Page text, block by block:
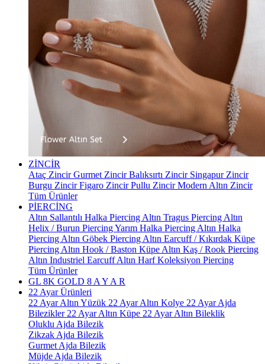
ZİNCİR
Ataç ZincirGurmet ZincirBalıksırtı Zincir Singapur Zincir
Burgu ZincirFigaro ZincirPullu ZincirModern Altın Zincir
Tüm Ürünler
PİERCİNG
Altın Sallantılı Halka Piercing Altın Tragus Piercing Altın
Helix / Burun PiercingYarım Halka Piercing Altın Halka
Piercing Altın Göbek Piercing Altın Earcuff / Kıkırdak Küpe
Piercing Altın Hook / Baston Küpe Altın Kaş / Rook Piercing
Altın Industriel EarcuffAltın Harf Koleksiyon Piercing
Tüm Ürünler
GL 8K GOLD 8 A Y A R
22 Ayar Ürünleri
22 Ayar Altın Yüzük 22 Ayar Altın Kolye 22 Ayar Ajda
Bilezikler 22 Ayar Altın Küpe 22 Ayar Altın Bileklik
Oluklu Ajda Bilezik
Zikzak Ajda Bilezik
Gurmet Ajda Bilezik
Müjde Ajda Bilezik